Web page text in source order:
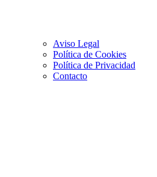
Aviso Legal
Política de Cookies
Política de Privacidad
Contacto